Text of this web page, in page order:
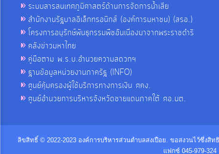
ระบบสารสนเทศภูมิศาสตร์ด้านการจัดการน้ำเสีย
สำนักงานรัฐบาลอิเล็กทรอนิกส์ (องค์การมหาชน) (สรอ.)
โครงการอนุรักษ์พันธุกรรมพืชอันเนื่องมาจากพระราชดำริ
คลังข่าวมหาไทย
คู่มือตาม พ.ร.บ.อำนวยความสดวกฯ
ฐานข้อมูลหน่วยงานภาครัฐ (INFO)
ศูนย์คุ้มครองผู้ใช้บริการทางการเงิน ศคง.
ศูนย์อำนวยการบริหารจังหวัดชายแดนภาคใต้ ศอ.บต.
ลิขสิทธิ์ © 2022-2023 องค์การบริหารส่วนตำบลสงเปือย. ขอสงวนไว้ซึ่งสิ
แฟกซ์ 045-979-